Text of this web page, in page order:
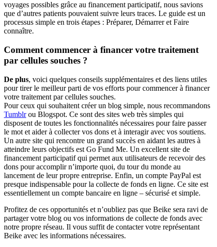
voyages possibles grâce au financement participatif, nous savions
que d’autres patients pouvaient suivre leurs traces. Le guide est un
processus simple en trois étapes : Préparer, Démarrer et Faire
connaître.
Comment commencer à financer votre traitement
par cellules souches ?
De plus, voici quelques conseils supplémentaires et des liens utiles
pour tirer le meilleur parti de vos efforts pour commencer à financer
votre traitement par cellules souches.
Pour ceux qui souhaitent créer un blog simple, nous recommandons
Tumblrou Blogspot. Ce sont des sites web très simples qui
disposent de toutes les fonctionnalités nécessaires pour faire passer
le mot et aider à collecter vos dons et à interagir avec vos soutiens.
Un autre site qui rencontre un grand succès en aidant les autres à
atteindre leurs objectifs est Go Fund Me. Un excellent site de
financement participatif qui permet aux utilisateurs de recevoir des
dons pour accomplir n’importe quoi, du tour du monde au
lancement de leur propre entreprise. Enfin, un compte PayPal est
presque indispensable pour la collecte de fonds en ligne. Ce site est
essentiellement un compte bancaire en ligne – sécurisé et simple.
Profitez de ces opportunités et n’oubliez pas que Beike sera ravi de
partager votre blog ou vos informations de collecte de fonds avec
notre propre réseau. Il vous suffit de contacter votre représentant
Beike avec les informations nécessaires.